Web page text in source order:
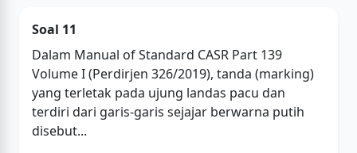
Soal 11
Dalam Manual of Standard CASR Part 139
Volume I (Perdirjen 326/2019), tanda (marking)
yang terletak pada ujung landas pacu dan
terdiri dari garis-garis sejajar berwarna putih
disebut...